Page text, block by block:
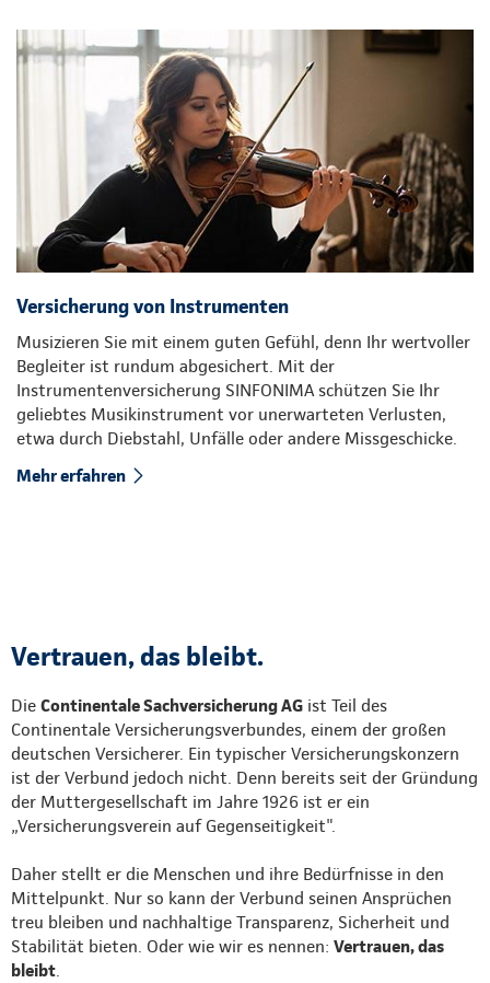
Versicherung von Instrumenten
Musizieren Sie mit einem guten Gefühl, denn Ihr wertvoller
Begleiter ist rundum abgesichert. Mit der
Instrumentenversicherung SINFONIMA schützen Sie Ihr
geliebtes Musikinstrument vor unerwarteten Verlusten,
etwa durch Diebstahl, Unfälle oder andere Missgeschicke.
Mehr erfahren
Vertrauen, das bleibt.
Die Continentale Sachversicherung AG ist Teil des
Continentale Versicherungsverbundes, einem der großen
deutschen Versicherer. Ein typischer Versicherungskonzern
ist der Verbund jedoch nicht. Denn bereits seit der Gründung
der Muttergesellschaft im Jahre 1926 ist er ein
„Versicherungsverein auf Gegenseitigkeit".
Daher stellt er die Menschen und ihre Bedürfnisse in den
Mittelpunkt. Nur so kann der Verbund seinen Ansprüchen
treu bleiben und nachhaltige Transparenz, Sicherheit und
Stabilität bieten. Oder wie wir es nennen: Vertrauen, das
bleibt.